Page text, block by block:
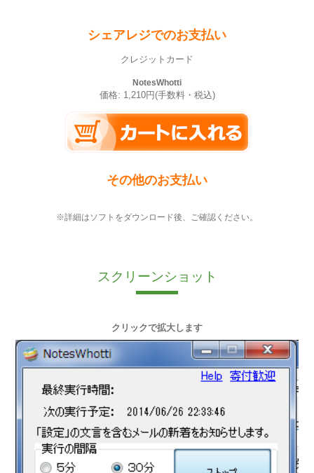
シェアレジでのお支払い
クレジットカード
NotesWhotti
価格: 1,210円(手数料・税込)
その他のお支払い
※詳細はソフトをダウンロード後、ご確認ください。
スクリーンショット
クリックで拡大します